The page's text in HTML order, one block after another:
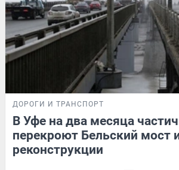
ДОРОГИ И ТРАНСПОРТ
В Уфе на два месяца
перекроют Бельский мост
реконструкции